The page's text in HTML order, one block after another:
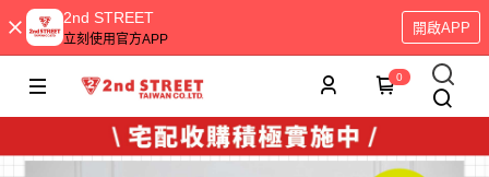
2nd STREET
立刻使用官方APP
開啟APP
0